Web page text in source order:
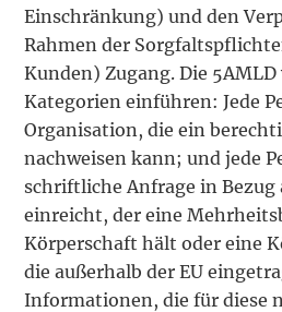
Einschränkung) und den
Rahmen der
Kunden) Zugang. Die
Kategorien einführen: Jede
Organisation, die ein
nachweisen kann; und jede
schriftliche Anfrage in Bezug
einreicht, der eine
Körperschaft hält oder eine
die außerhalb der EU
Informationen, die für diese